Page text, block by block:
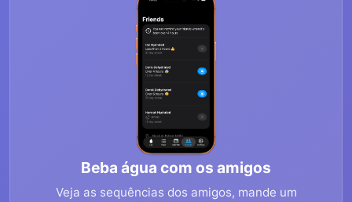
Beba água com os amigos
Veja as sequências dos amigos, mande um